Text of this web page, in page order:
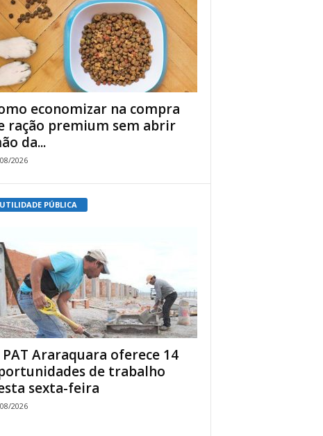
economizar na compra
ração premium sem abrir
da...
2026
UTILIDADE PÚBLICA
PAT Araraquara oferece 14
de trabalho
sexta-feira
2026